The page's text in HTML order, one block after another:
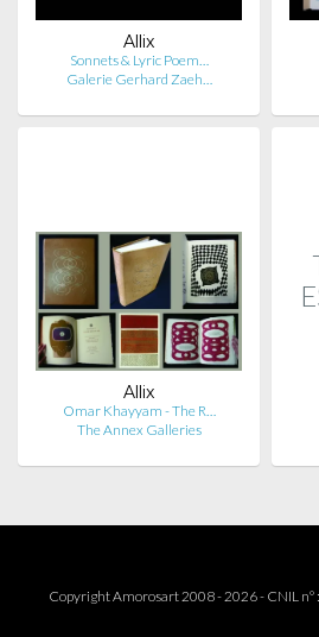
Allix
Sonnets & Lyric Poem…
Galerie Gerhard Zaeh…
Allix
Omar Khayyam - The R…
The Annex Galleries
Copyright Amorosart 2008 - 2026 - CNIL n°